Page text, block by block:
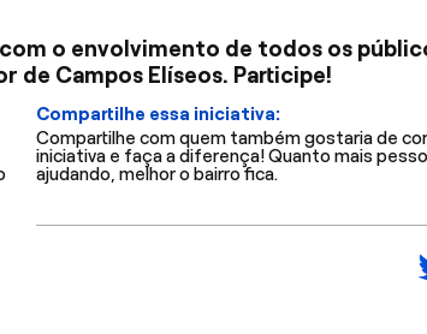
o envolvimento de todos os
Campos Elíseos. Participe!
Compartilhe essa iniciativa:
Compartilhe com quem também gostaria de
iniciativa e faça a diferença! Quanto mais
ajudando, melhor o bairro fica.